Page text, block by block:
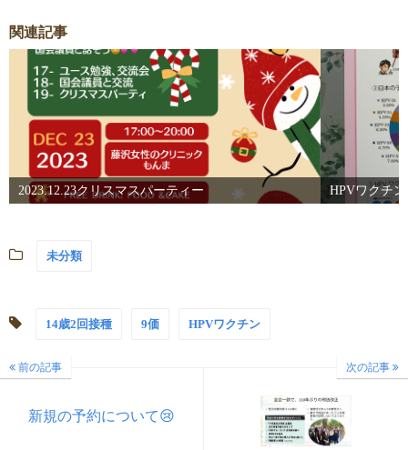
関連記事
2023.12.23クリスマスパーティー HPVワクチ
未分類
14歳2回接種 9価 HPVワクチン
前の記事
新規の予約について😢
次の記事